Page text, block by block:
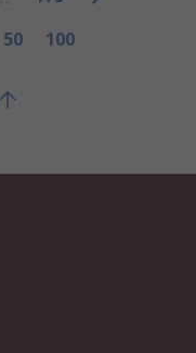
50 100